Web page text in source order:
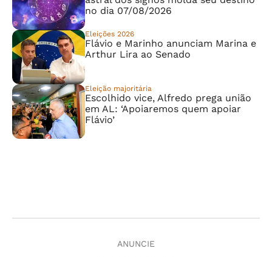
no dia 07/08/2026
Eleições 2026
Flávio e Marinho anunciam Marina e
Arthur Lira ao Senado
Eleição majoritária
Escolhido vice, Alfredo prega união
em AL: ‘Apoiaremos quem apoiar
Flávio’
ANUNCIE